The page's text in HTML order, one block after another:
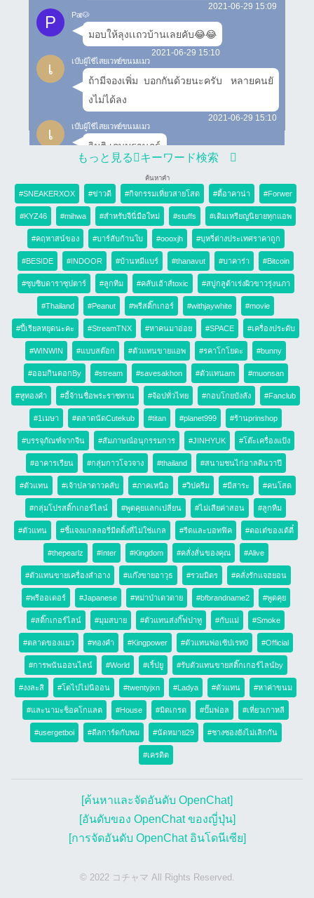
2021-06-29 15:09
P Pat🐶
มอบให้ลุงเเถวบ้านเลยคับ😂😂
2021-06-29 15:10
เ เบ๊บผู้ใช้ไสยเวทย์ขนมแมว
ถ้ามีจองเพิ่ม  บอกกันด้วยนะครับ   หลายคนยั
งไม่ได้ลง
2021-06-29 15:10
เ เบ๊บผู้ใช้ไสยเวทย์ขนมแมว
วิมุติ เกษมราษฎร์
2021-06-29 15:10
G
เดี๋ยวซิโนแวค ใช้ไม่หมด
2021-06-29 15:11
G G0LF
เตะถ่วงไว้ครับ วัคซีนทางเลือก
2021-06-29 15:11
P Ply™
เหมย  ต้องซื้อ  หวยแล้ว
2021-06-29 15:11
P Ply™
คงหมดยาก เพราะ  สั่ง  มาเรื่อย..
2021-06-29 15:14
G G0LF
ถ้าพูดได้คงบอก ใครพี่เธอ
2021-06-29 15:15
P Pat🐶
น้องๆไฟเซอร์~~~
2021-06-29 15:15
P Ply™
5555
2021-06-29 15:22
น นุเหมยมันเป็นคนเท่
55555555555555
2021-06-29 15:22
น นุเหมยมันเป็นคนเท่
จุฬาเขาว่ามาแบบนี้เลยแบบเออ ๆ รอดแหล
ะ
2021-06-29 15:23
P Ply™
แล้ว  แบบนี้  เหมย  ต้องทำยังไงต่อ
2021-06-29 15:23
น นุเหมยมันเป็นคนเท่
อย่าเจ็บอย่าป่วย
2021-06-29 15:23
น นุเหมยมันเป็นคนเท่
ดูแลตัวเองนะทุกคนน
2021-06-29 15:23
555  รับผิดชอบ  ต่อ  ชีวิต  ร่างกาย  อย่างดีย์
2021-06-29 15:24
Marterials
คิดไปเองแหละ
จุฬาเหมือนว่าที่อื่นทางอ้อม ถถ
もっと見る キーワード検索
ค้นหาคำ
#SNEAKERXOX #ข่าวดี #กิจกรรมเที่ยวสายโสด #ตี้อาคาน่า #Forwer
#KYZ46 #mihwa #สำหรับจีนี่มือใหม่ #stuffs #เติมเหรียญนิยายทุกแอพ
#คฤหาสน์ของ #บาร์ลับก้านใบ #oooxjh #บุหรี่ต่างประเทศราคาถูก
#BESIDE #INDOOR #บ้านหมีแบร์ #thanavut #บาคาร่า #Bitcoin
#ซุบซิบดาราซุปตาร์ #ลูกทีม #คลับเฮ้าส์toxic #สบู่กลูต้าเร่งผิวขาวรุ่งนภา
#Thailand #Peanut #พรีสติ๊กเกอร์ #withjaywhite #movie
#ปี้เรียลหยุดนะคะ #StreamTNX #หาคนมาอ่อย #SPACE #เครื่องประดับ
#WINWIN #แบบสต๊อก #ตัวแทนขายแอพ #รคาโกโยดะ #bunny
#ออมกินดอกBy #stream #savesakhon #ตัวแทนam #muonsan
#หูทองคำ #อี้จ้านชื่อพระราชทาน #จ้อปทั่วไทย #กอบโกยบังลัง #Fanclub
#1เมษา #ตลาดนัดCutekub #titan #planet999 #ร้านprinshop
#บรรจุภัณฑ์จากจีน #สัมภาษณ์อนุกรรมการ #JINHYUK #โต๊ะเครื่องแป้ง
#อาคารเรียน #กลุ่มกาวโจวจาง #thailand #สนามชนไก่อาลดินวาปี
#ตัวแทน #เจ้าปลาดาวคลับ #ภาคเหนือ #วิปครีม #มีสาระ #คนโสด
#กลุ่มโปรสติ๊กเกอร์ไลน์ #พูดคุยแลกเปลี่ยน #ไม่เสียค่าสอน #ลูกทีม
#ตัวแทน #ชี้แจงแกลลอรี่มีตติ้งที่ไม่ใช่แกล #รีดและบอทฟิค #ตอเต๋ของเต้ตี๋
#thepearlz #Inter #Kingdom #คลั่งลั่นของคุณ #Alive
#ตัวแทนขายเครื่องสำอาง #แก๊งขายอาวุธ #รวมมิตร #คลั่งรักแจฮยอน
#พรีออเดอร์ #Japanese #หม่าป่าเดวดาย #bfbrandname2 #พูดคุย
#สติ๊กเกอร์ไลน์ #มุมสบาย #ตัวแทนส่งกิ๊ฟปาทู #กับแม่ #Smoke
#ตลาดของแมว #ทองคำ #Kingpower #ตัวแทนพ่อเซ้ปเรท0 #Official
#การพนันออนไลน์ #World #เริ้ปยู #รับตัวแทนขายสติ๊กเกอร์ไลน์by
#งงละสิ #โตไปไม่นีออน #twentyjxn #Ladya #ตัวแทน #หาค่าขนม
#และนามะช็อคโกแลต #House #มิดเกรด #ปั๊มฟอล #เที่ยวเกาหลี
#usergetboi #ดีลการ์ดกับพม #นัดหมาย29 #ชางซองยังไม่เลิกกัน
#เครดิต
[ค้นหาและจัดอันดับ OpenChat]
[อันดับของ OpenChat ของญี่ปุ่น]
[การจัดอันดับ OpenChat อินโดนีเซีย]
© 2022 コチャマ All Rights Reserved.